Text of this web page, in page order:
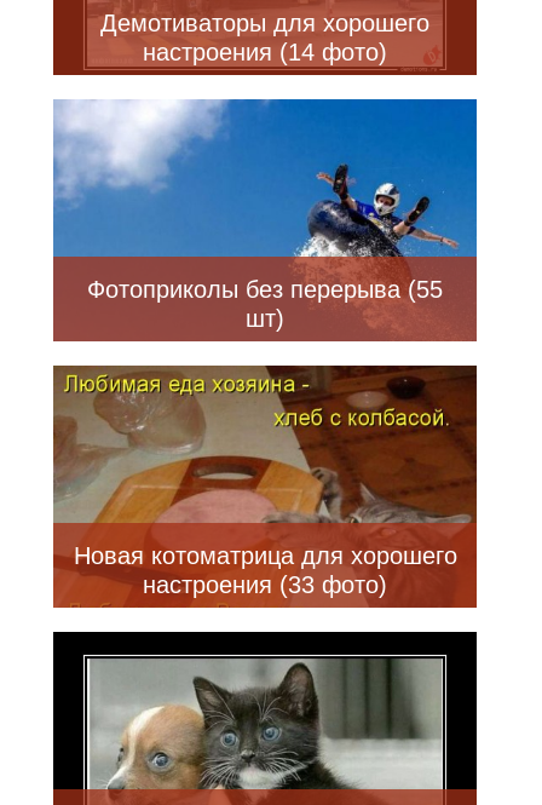
Демотиваторы для хорошего
настроения (14 фото)
Фотоприколы без перерыва (55
шт)
Новая котоматрица для хорошего
настроения (33 фото)